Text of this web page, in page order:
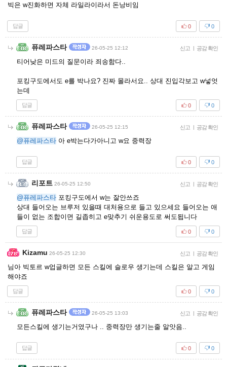
빅은 w진화하면 자체 라일라이라서 돈낭비임
답글 0
0
퓨레파스타 26-05-25 12:12 신고 | 공감 확인
티어낮은 미드의 질문이라 죄송함다..
포킹구도에서도 e를 박나요? 진짜 몰라서요.. 상대 진입각보고 w넣엇
는데
답글 0
0
퓨레파스타 26-05-25 12:15 신고 | 공감 확인
@퓨레파스타 아 e박는다가아니고 w요 중력장
답글 0
0
리포트 26-05-25 12:50 신고 | 공감 확인
@퓨레파스타 포킹구도에서 w는 잘안쓰죠
상대 들어오는 브루저 있을때 대처용으로 들고 있으세요 들어오는 애
들이 없는 조합이면 길좁히고 e맞추기 쉬운용도로 써도됩니다
답글 0
0
Kizamu 26-05-25 12:30 신고 | 공감 확인
님아 빅토르 w업글하면 모든 스킬에 슬로우 생기는데 스킬은 알고 게임
해야죠
답글 0
0
퓨레파스타 26-05-25 13:03 신고 | 공감 확인
모든스킬에 생기는거였구나 .. 중력장만 생기는줄 알앗음..
답글 0
0